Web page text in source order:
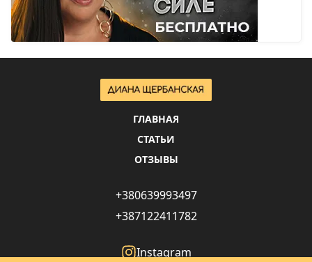
ГЛАВНАЯ
СТАТЬИ
ОТЗЫВЫ
+380639993497
+387122411782
Instagram